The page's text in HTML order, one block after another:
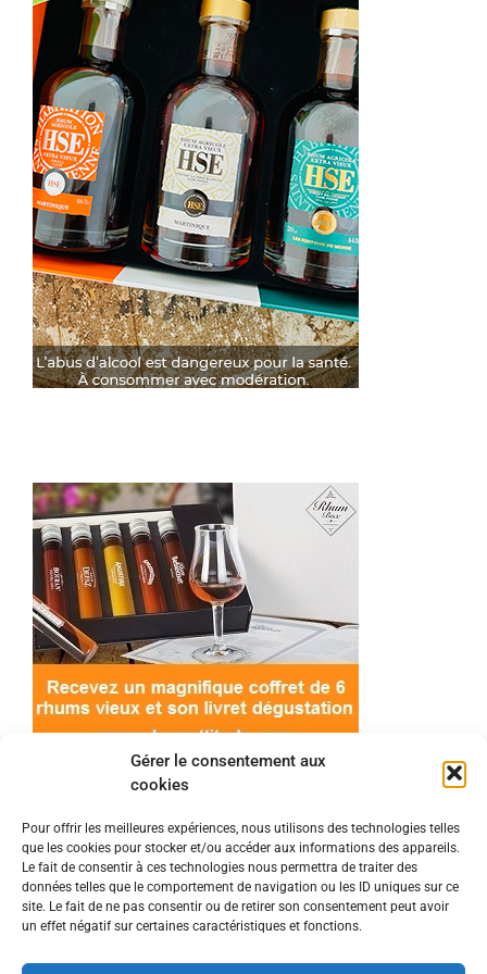
Gérer le consentement aux
cookies
Pour offrir les meilleures expériences, nous utilisons des technologies telles
que les cookies pour stocker et/ou accéder aux informations des appareils.
Le fait de consentir à ces technologies nous permettra de traiter des
données telles que le comportement de navigation ou les ID uniques sur ce
site. Le fait de ne pas consentir ou de retirer son consentement peut avoir
un effet négatif sur certaines caractéristiques et fonctions.
© 2022 Meilleur-rhum.net - Tous droits réservés
Mentions légales-Politique de cookies